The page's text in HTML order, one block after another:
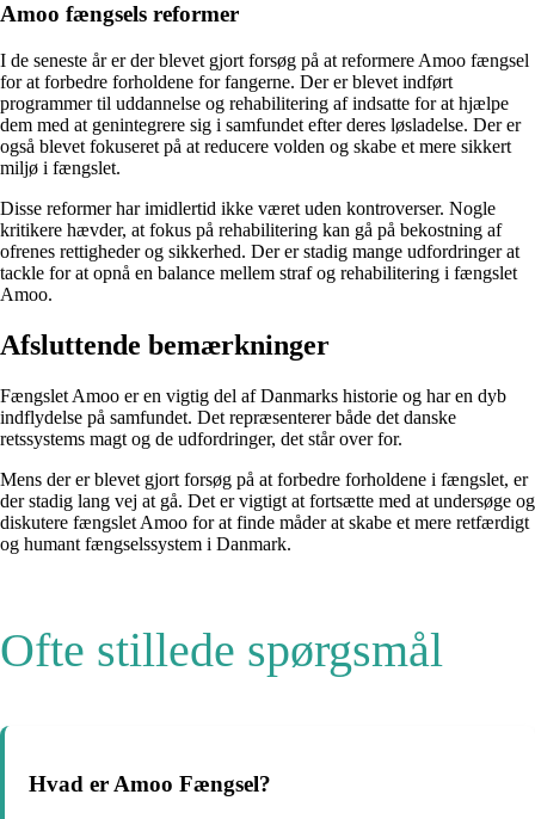
Amoo fængsels reformer
I de seneste år er der blevet gjort forsøg på at reformere Amoo fængsel
for at forbedre forholdene for fangerne. Der er blevet indført
programmer til uddannelse og rehabilitering af indsatte for at hjælpe
dem med at genintegrere sig i samfundet efter deres løsladelse. Der er
også blevet fokuseret på at reducere volden og skabe et mere sikkert
miljø i fængslet.
Disse reformer har imidlertid ikke været uden kontroverser. Nogle
kritikere hævder, at fokus på rehabilitering kan gå på bekostning af
ofrenes rettigheder og sikkerhed. Der er stadig mange udfordringer at
tackle for at opnå en balance mellem straf og rehabilitering i fængslet
Amoo.
Afsluttende bemærkninger
Fængslet Amoo er en vigtig del af Danmarks historie og har en dyb
indflydelse på samfundet. Det repræsenterer både det danske
retssystems magt og de udfordringer, det står over for.
Mens der er blevet gjort forsøg på at forbedre forholdene i fængslet, er
der stadig lang vej at gå. Det er vigtigt at fortsætte med at undersøge og
diskutere fængslet Amoo for at finde måder at skabe et mere retfærdigt
og humant fængselssystem i Danmark.
Ofte stillede spørgsmål
Hvad er Amoo Fængsel?